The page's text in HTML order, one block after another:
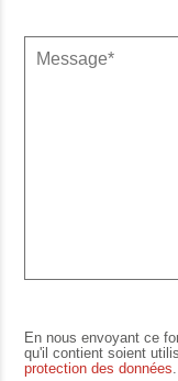
En nous envoyant ce
qu'il contient soient
protection des données.